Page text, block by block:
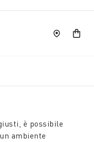
è possibile
ambiente